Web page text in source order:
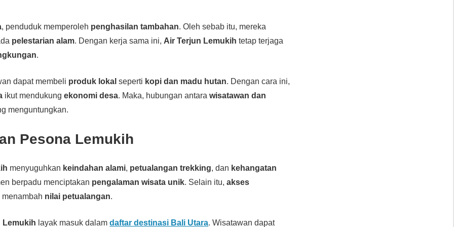
, penduduk memperoleh penghasilan tambahan. Oleh sebab itu, mereka
pelestarian alam. Dengan kerja sama ini, Air Terjun Lemukih tetap terjaga
.
dapat membeli produk lokal seperti kopi dan madu hutan. Dengan cara ini,
ikut mendukungekonomi desa. Maka, hubungan antarawisatawan dan
menguntungkan.
Pesona Lemukih
menyuguhkan keindahan alami, petualangan trekking, dan kehangatan
berpadu menciptakan pengalaman wisata unik. Selain itu,akses
nilai petualangan.
Lemukih layak masuk dalamdaftar destinasi Bali Utara. Wisatawan dapat